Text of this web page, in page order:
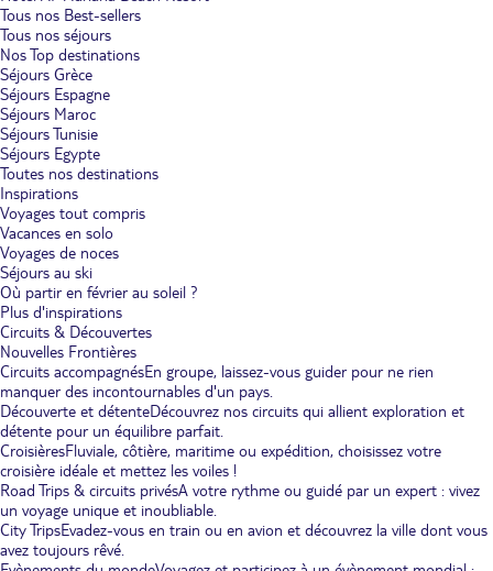
Tous nos Best-sellers
Tous nos séjours
Nos Top destinations
Séjours Grèce
Séjours Espagne
Séjours Maroc
Séjours Tunisie
Séjours Egypte
Toutes nos destinations
Inspirations
Voyages tout compris
Vacances en solo
Voyages de noces
Séjours au ski
Où partir en février au soleil ?
Plus d'inspirations
Circuits & Découvertes
Nouvelles Frontières
Circuits accompagnésEn groupe, laissez-vous guider pour ne rien
manquer des incontournables d'un pays.
Découverte et détenteDécouvrez nos circuits qui allient exploration et
détente pour un équilibre parfait.
CroisièresFluviale, côtière, maritime ou expédition, choisissez votre
croisière idéale et mettez les voiles !
Road Trips & circuits privésA votre rythme ou guidé par un expert : vivez
un voyage unique et inoubliable.
City TripsEvadez-vous en train ou en avion et découvrez la ville dont vous
avez toujours rêvé.